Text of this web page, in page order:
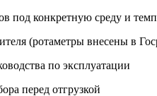
под конкретную среду и
(ротаметры внесены в
по эксплуатации
перед отгрузкой